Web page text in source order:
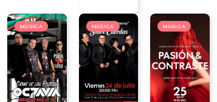
MÚSICA MÚSICA MÚSICA